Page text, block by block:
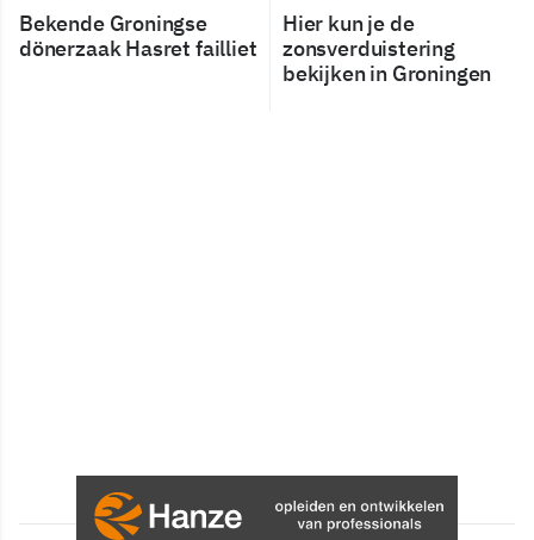
Bekende Groningse
dönerzaak Hasret failliet
Hier kun je de
zonsverduistering
bekijken in Groningen